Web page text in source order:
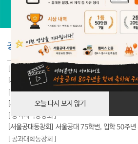
오늘 다시 보지 않기
공지사항 더보기
[ 공과대학동창회 ]
[ 공과대학동창회 ]
[ 공과대학동창회 ]
[ 공과대학동창회 ]